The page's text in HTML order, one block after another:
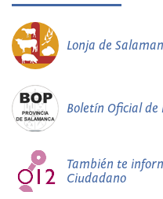
Lonja de
Boletín Oficial de
También te
Ciudadano